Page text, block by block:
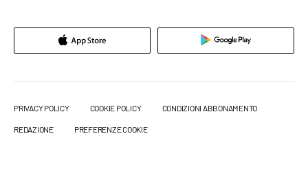
PRIVACY POLICY COOKIE POLICY CONDIZIONI ABBONAMENTO
REDAZIONE PREFERENZE COOKIE